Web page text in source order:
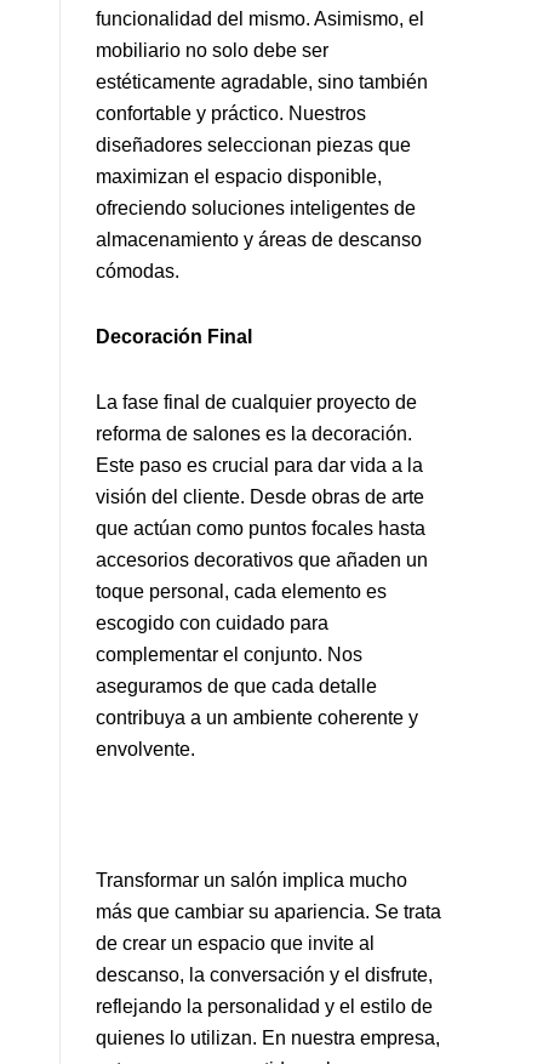
funcionalidad del mismo. Asimismo, el
mobiliario no solo debe ser
estéticamente agradable, sino también
confortable y práctico. Nuestros
diseñadores seleccionan piezas que
maximizan el espacio disponible,
ofreciendo soluciones inteligentes de
almacenamiento y áreas de descanso
cómodas.
Decoración Final
La fase final de cualquier proyecto de
reforma de salones es la decoración.
Este paso es crucial para dar vida a la
visión del cliente. Desde obras de arte
que actúan como puntos focales hasta
accesorios decorativos que añaden un
toque personal, cada elemento es
escogido con cuidado para
complementar el conjunto. Nos
aseguramos de que cada detalle
contribuya a un ambiente coherente y
envolvente.
Transformar un salón implica mucho
más que cambiar su apariencia. Se trata
de crear un espacio que invite al
descanso, la conversación y el disfrute,
reflejando la personalidad y el estilo de
quienes lo utilizan. En nuestra empresa,